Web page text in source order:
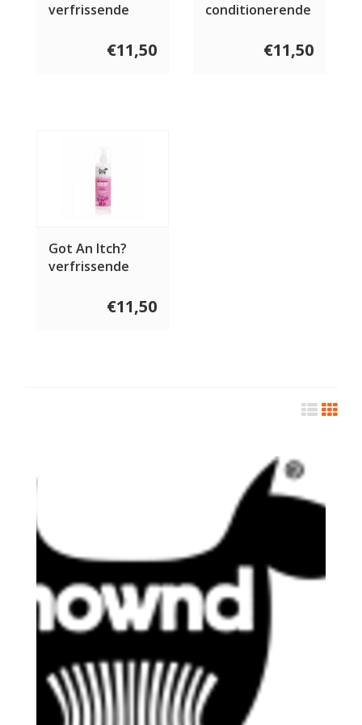
verfrissende
€11,50
conditionerende
€11,50
Got An Itch?
verfrissende
€11,50